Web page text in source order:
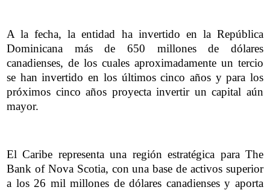
A la fecha, la entidad ha invertido en la República
Dominicana más de 650 millones de dólares
canadienses, de los cuales aproximadamente un tercio
se han invertido en los últimos cinco años y para los
próximos cinco años proyecta invertir un capital aún
mayor.
El Caribe representa una región estratégica para The
Bank of Nova Scotia, con una base de activos superior
a los 26 mil millones de dólares canadienses y aporta